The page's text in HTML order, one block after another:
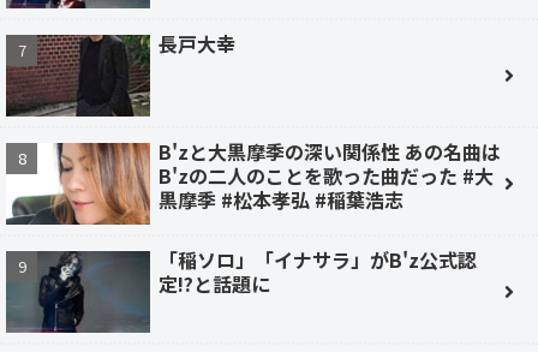
長戸大幸
B'zと大黒摩季の深い関係性 あの名曲は
B'zの二人のことを歌った曲だった #大
黒摩季 #松本孝弘 #稲葉浩志
「稲ソロ」「イナサラ」がB'z公式認
定!?と話題に